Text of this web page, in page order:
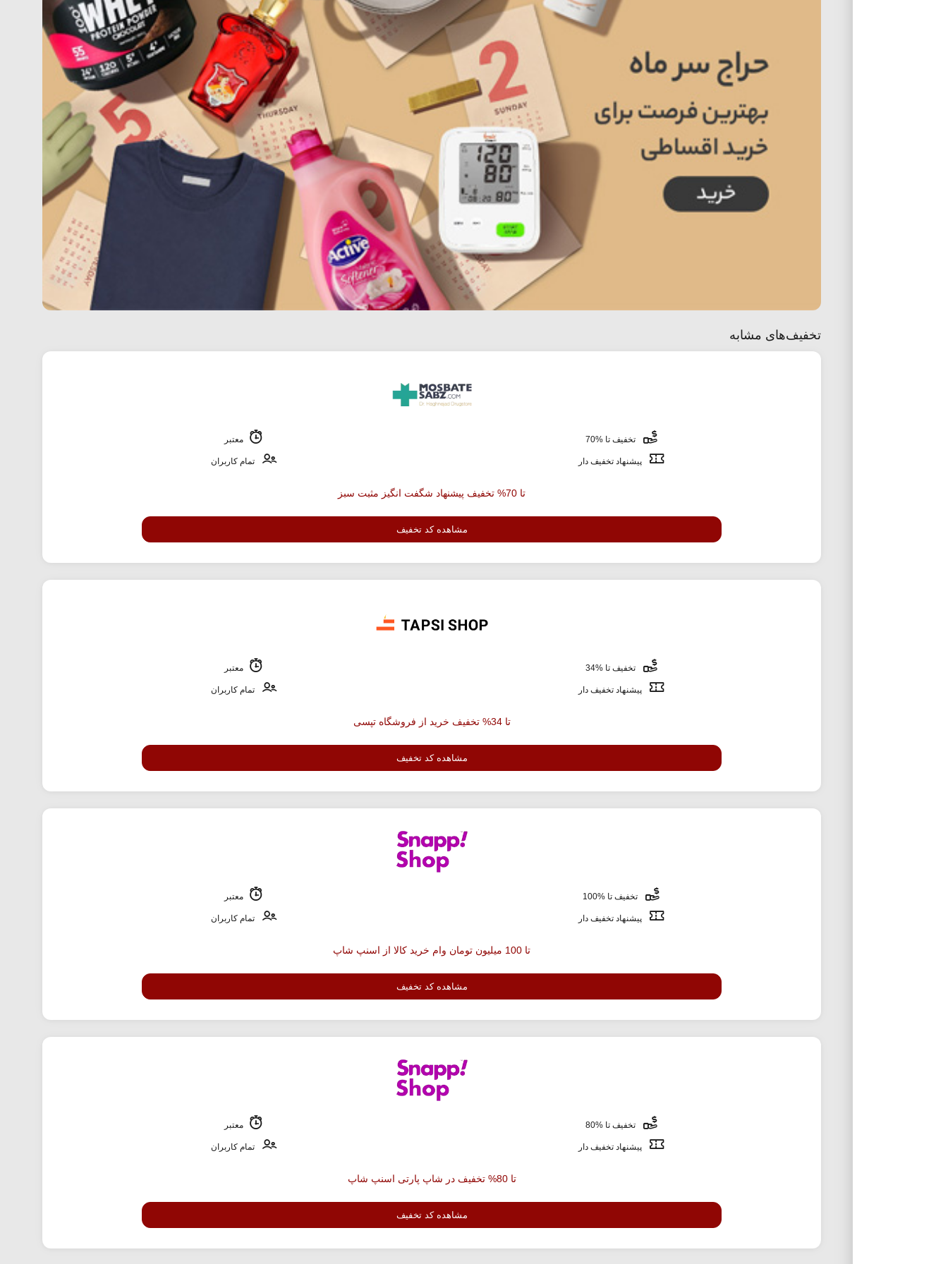
تخفیف‌های مشابه
تخفیف تا %70 معتبر
پیشنهاد تخفیف دار تمام کاربران
تا 70% تخفیف پیشنهاد شگفت انگیز مثبت سبز
مشاهده کد تخفیف
تخفیف تا %34 معتبر
پیشنهاد تخفیف دار تمام کاربران
تا 34% تخفیف خرید از فروشگاه تپسی
مشاهده کد تخفیف
تخفیف تا %100 معتبر
پیشنهاد تخفیف دار تمام کاربران
تا 100 میلیون تومان وام خرید کالا از اسنپ شاپ
مشاهده کد تخفیف
تخفیف تا %80 معتبر
پیشنهاد تخفیف دار تمام کاربران
تا 80% تخفیف در شاپ پارتی اسنپ شاپ
مشاهده کد تخفیف